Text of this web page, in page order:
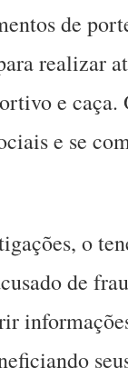
de
realizar
e
e se
o
de